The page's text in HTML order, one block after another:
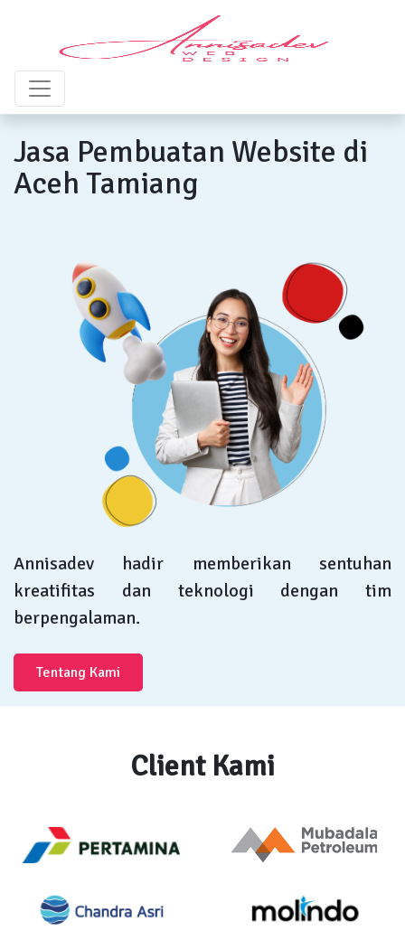
Jasa Pembuatan Website di
Aceh Tamiang
Annisadev hadir memberikan sentuhan
kreatifitas dan teknologi dengan tim
berpengalaman.
Tentang Kami
Client Kami